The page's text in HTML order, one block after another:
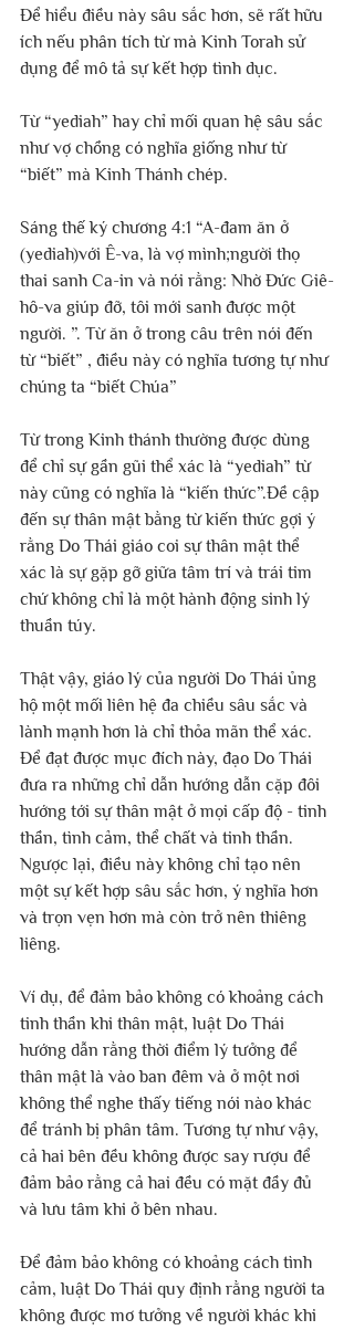
Để hiểu điều này sâu sắc hơn, sẽ rất hữu
ích nếu phân tích từ mà Kinh Torah sử
dụng để mô tả sự kết hợp tình dục.
Từ “yediah” hay chỉ mối quan hệ sâu sắc
như vợ chồng có nghĩa giống như từ
“biết” mà Kinh Thánh chép.
Sáng thế ký chương 4:1 “A-đam ăn ở
(yediah)với Ê-va, là vợ mình;người thọ
thai sanh Ca-in và nói rằng: Nhờ Đức Giê-
hô-va giúp đỡ, tôi mới sanh được một
người. ”. Từ ăn ở trong câu trên nói đến
từ “biết” , điều này có nghĩa tương tự như
chúng ta “biết Chúa”
Từ trong Kinh thánh thường được dùng
để chỉ sự gần gũi thể xác là “yediah” từ
này cũng có nghĩa là “kiến ​​thức”.Đề cập
đến sự thân mật bằng từ kiến ​​​​thức gợi ý
rằng Do Thái giáo coi sự thân mật thể
xác là sự gặp gỡ giữa tâm trí và trái tim
chứ không chỉ là một hành động sinh lý
thuần túy.
Thật vậy, giáo lý của người Do Thái ủng
hộ một mối liên hệ đa chiều sâu sắc và
lành mạnh hơn là chỉ thỏa mãn thể xác.
Để đạt được mục đích này, đạo Do Thái
đưa ra những chỉ dẫn hướng dẫn cặp đôi
hướng tới sự thân mật ở mọi cấp độ - tinh
thần, tình cảm, thể chất và tinh thần.
Ngược lại, điều này không chỉ tạo nên
một sự kết hợp sâu sắc hơn, ý nghĩa hơn
và trọn vẹn hơn mà còn trở nên thiêng
liêng.
Ví dụ, để đảm bảo không có khoảng cách
tinh thần khi thân mật, luật Do Thái
hướng dẫn rằng thời điểm lý tưởng để
thân mật là vào ban đêm và ở một nơi
không thể nghe thấy tiếng nói nào khác
để tránh bị phân tâm. Tương tự như vậy,
cả hai bên đều không được say rượu để
đảm bảo rằng cả hai đều có mặt đầy đủ
và lưu tâm khi ở bên nhau.
Để đảm bảo không có khoảng cách tình
cảm, luật Do Thái quy định rằng người ta
không được mơ tưởng về người khác khi